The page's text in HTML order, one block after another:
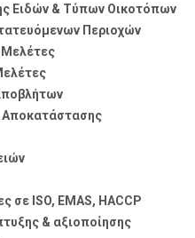
Ειδών & Τύπων Οικοτόπων
Περιοχών
Μελέτες
Αποκατάστασης
σε ISO, EMAS, HACCP
& αξιοποίησης